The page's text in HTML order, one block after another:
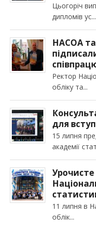
Цьогоріч
дипломів ус
НАСОА та
Ректор
обліку та
для
15 липня
академії стат
11 липня в
облік